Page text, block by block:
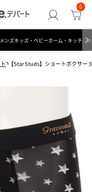
0
メンズキッズ・ベビーホーム・キッチン
【Star Studs】ショートボクサー